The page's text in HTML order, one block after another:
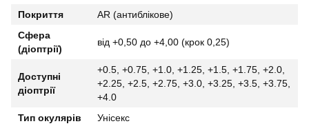
Покриття
AR (антиблікове)
Сфера
(діоптрії)
від +0,50 до +4,00 (крок 0,25)
Доступні
діоптрії
+0.5, +0.75, +1.0, +1.25, +1.5, +1.75, +2.0,
+2.25, +2.5, +2.75, +3.0, +3.25, +3.5, +3.75,
+4.0
Тип окулярів
Унісекс